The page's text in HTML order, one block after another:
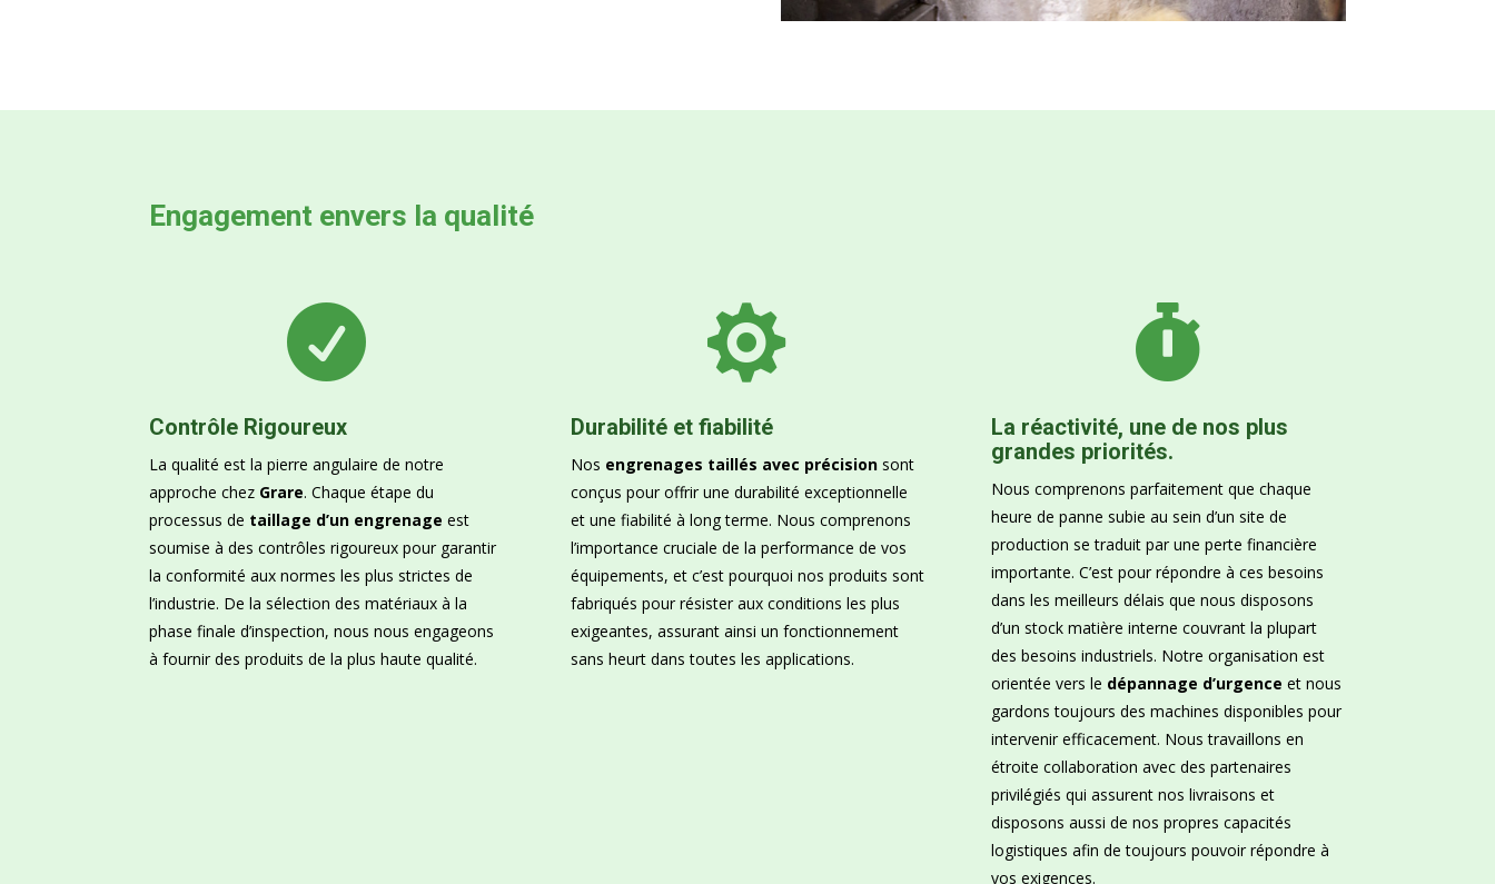
Engagement envers la qualité

Contrôle Rigoureux
La qualité est la pierre angulaire de notre
approche chez Grare. Chaque étape du
processus de taillage d’un engrenage est
soumise à des contrôles rigoureux pour garantir
la conformité aux normes les plus strictes de
l’industrie. De la sélection des matériaux à la
phase finale d’inspection, nous nous engageons
à fournir des produits de la plus haute qualité.

Durabilité et fiabilité
Nos engrenages taillés avec précisionsont
conçus pour offrir une durabilité exceptionnelle
et une fiabilité à long terme. Nous comprenons
l’importance cruciale de la performance de vos
équipements, et c’est pourquoi nos produits sont
fabriqués pour résister aux conditions les plus
exigeantes, assurant ainsi un fonctionnement
sans heurt dans toutes les applications.

La réactivité, une de nos plus
grandes priorités.
Nous comprenons parfaitement que chaque
heure de panne subie au sein d’un site de
production se traduit par une perte financière
importante. C’est pour répondre à ces besoins
dans les meilleurs délais que nous disposons
d’un stock matière interne couvrant la plupart
des besoins industriels. Notre organisation est
orientée vers le dépannage d’urgence et nous
gardons toujours des machines disponibles pour
intervenir efficacement. Nous travaillons en
étroite collaboration avec des partenaires
privilégiés qui assurent nos livraisons et
disposons aussi de nos propres capacités
logistiques afin de toujours pouvoir répondre à
vos exigences.